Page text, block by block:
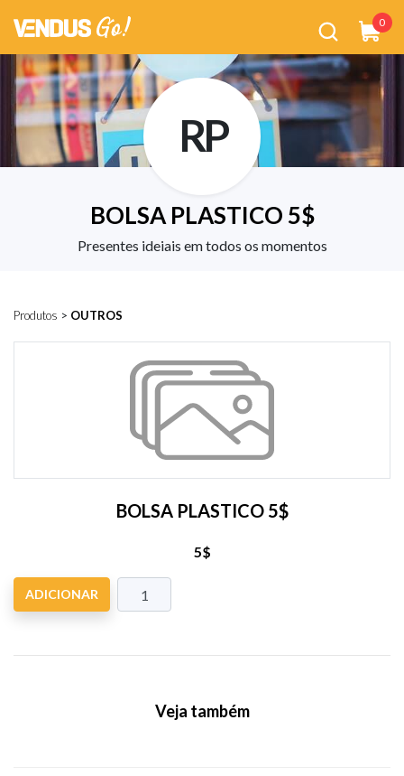
0
RP
BOLSA PLASTICO 5$
Presentes ideiais em todos os momentos
Produtos > OUTROS
BOLSA PLASTICO 5$
5$
ADICIONAR
Veja também